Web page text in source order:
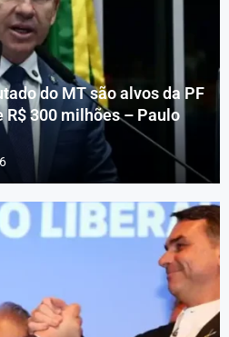
do MT são alvos da PF
R$ 300 milhões – Paulo